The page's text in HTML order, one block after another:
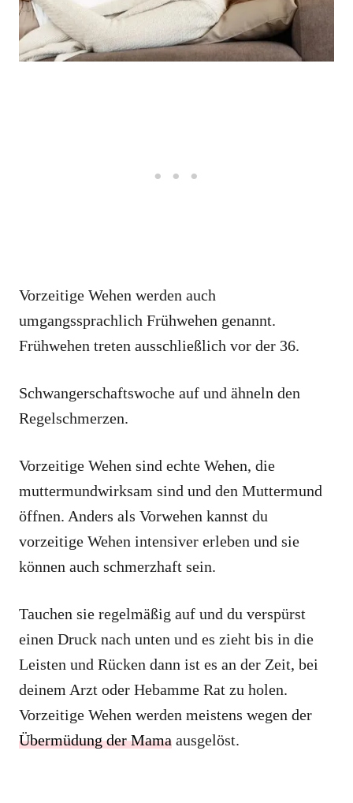
Vorzeitige Wehen werden auch
umgangssprachlich Frühwehen genannt.
Frühwehen treten ausschließlich vor der 36.
Schwangerschaftswoche auf und ähneln den
Regelschmerzen.
Vorzeitige Wehen sind echte Wehen, die
muttermundwirksam sind und den Muttermund
öffnen. Anders als Vorwehen kannst du
vorzeitige Wehen intensiver erleben und sie
können auch schmerzhaft sein.
Tauchen sie regelmäßig auf und du verspürst
einen Druck nach unten und es zieht bis in die
Leisten und Rücken dann ist es an der Zeit, bei
deinem Arzt oder Hebamme Rat zu holen.
Vorzeitige Wehen werden meistens wegen der
Übermüdung der Mama ausgelöst.